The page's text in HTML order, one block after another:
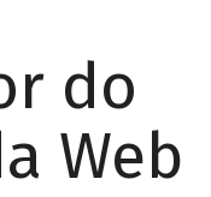
do
Web